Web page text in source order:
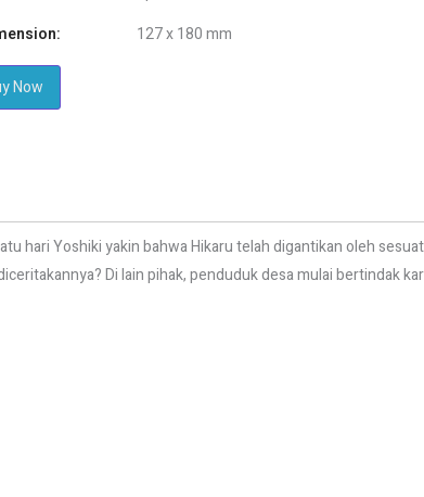
127 x 180 mm
Now
hari Yoshiki yakin bahwa Hikaru telah digantikan oleh
Di lain pihak, penduduk desa mulai bertindak